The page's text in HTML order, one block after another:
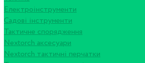
Електроінструменти
Садові інструменти
Тактичне спорядження
Nextorch аксесуари
Nextorch тактичні перчатки